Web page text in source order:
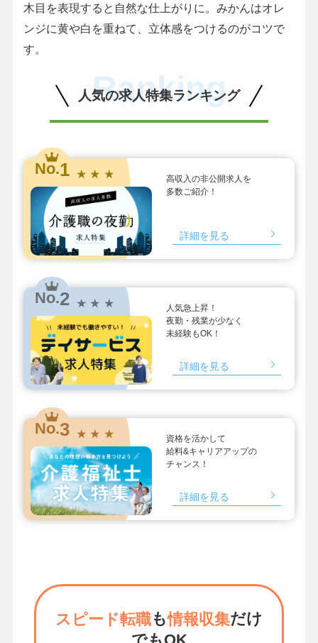
木目を表現すると自然な仕上がりに。みかんはオレ
ンジに黄や白を重ねて、立体感をつけるのがコツで
す。
人気の求人特集ランキング
Ranking
No.1 ★ ★ ★
高収入の非公開求人を
多数ご紹介！
詳細を見る
No.2 ★ ★ ★
人気急上昇！
夜勤・残業が少なく
未経験もOK！
詳細を見る
No.3 ★ ★ ★
資格を活かして
給料&キャリアアップの
チャンス！
詳細を見る
スピード転職も情報収集だけ